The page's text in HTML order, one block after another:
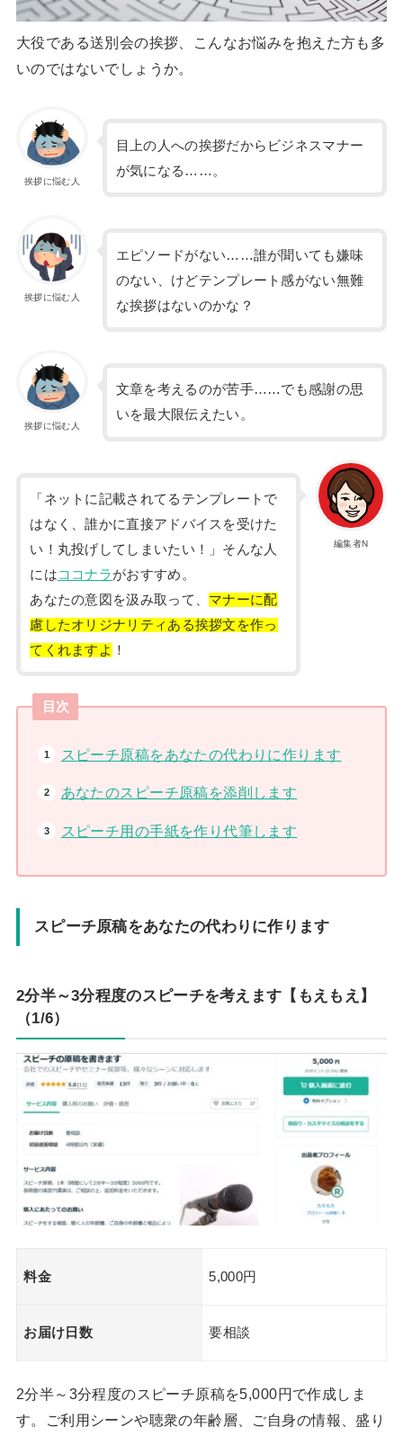
大役である送別会の挨拶、こんなお悩みを抱えた方も多
いのではないでしょうか。
挨拶に悩む人
目上の人への挨拶だからビジネスマナー
が気になる……。
挨拶に悩む人
エピソードがない……誰が聞いても嫌味
のない、けどテンプレート感がない無難
な挨拶はないのかな？
挨拶に悩む人
文章を考えるのが苦手……でも感謝の思
いを最大限伝えたい。
編集者N
「ネットに記載されてるテンプレートで
はなく、誰かに直接アドバイスを受けた
い！丸投げしてしまいたい！」そんな人
にはココナラがおすすめ。
あなたの意図を汲み取って、 マナーに配
慮したオリジナリティある挨拶文を作っ
てくれますよ ！
目次
スピーチ原稿をあなたの代わりに作ります
あなたのスピーチ原稿を添削します
スピーチ用の手紙を作り代筆します
スピーチ原稿をあなたの代わりに作ります
2分半～3分程度のスピーチを考えます【もえもえ】
（1/6）
料金 5,000円
お届け日数 要相談
2分半～3分程度のスピーチ原稿を5,000円で作成しま
す。ご利用シーンや聴衆の年齢層、ご自身の情報、盛り